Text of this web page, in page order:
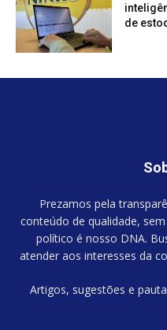
de
Prezamos pela
conteúdo de qualidade,
político é nosso DNA.
atender aos interesses da
Artigos, sugestões e